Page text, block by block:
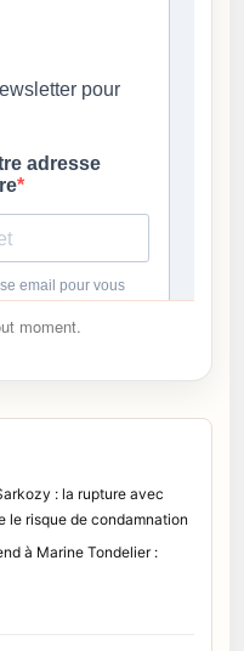
moment.
: la rupture avec
le risque de condamnation
à Marine Tondelier :